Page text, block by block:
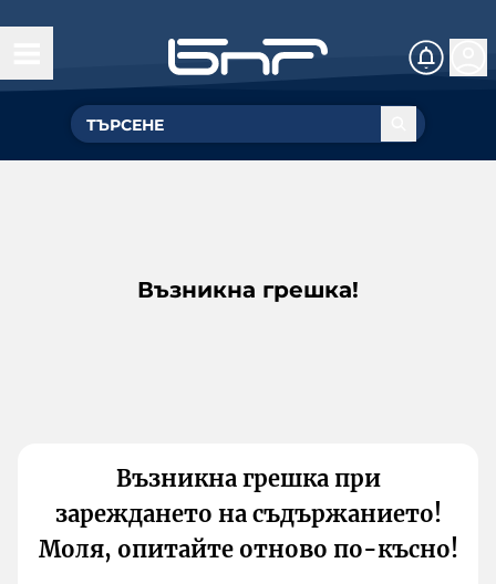
Възникна грешка!
Възникна грешка при
зареждането на съдържанието!
Моля, опитайте отново по-късно!